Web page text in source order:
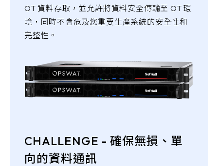
OT 資料存取，並允許將資料安全傳輸至 OT 環
境，同時不會危及您重要生產系統的安全性和
完整性。
CHALLENGE - 確保無損、單
向的資料通訊